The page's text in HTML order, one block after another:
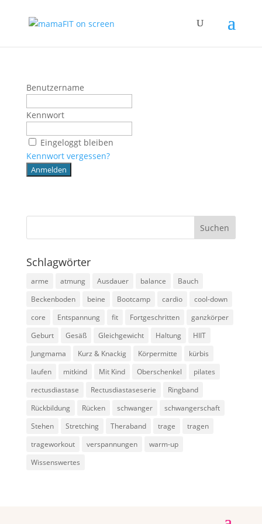
Benutzername
Kennwort
Eingeloggt bleiben
Kennwort vergessen?
Schlagwörter
arme atmung Ausdauer balance
Bauch
Beckenboden
beine Bootcamp cardio
cool-down
core
Entspannung fit Fortgeschritten
ganzkörper
Geburt
Gesäß Gleichgewicht Haltung
HIIT
Jungmama
Kurz & Knackig Körpermitte
kürbis
laufen
mitkind Mit Kind Oberschenkel
pilates
rectusdiastase
Rectusdiastaseserie
Ringband
Rückbildung
Rücken schwanger
schwangerschaft
Stehen
Stretching Theraband trage
tragen
trageworkout
verspannungen
warm-up
Wissenswertes